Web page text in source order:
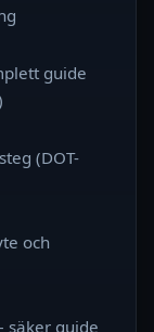
guide
(DOT-
och
säker guide